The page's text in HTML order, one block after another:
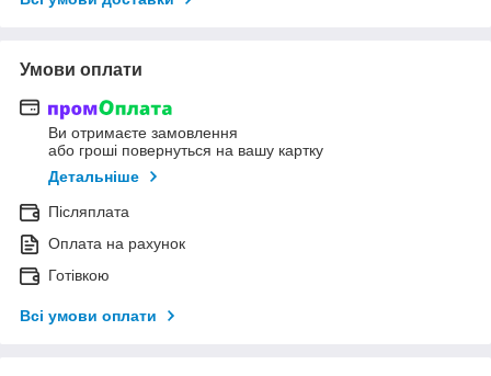
Умови оплати
Ви отримаєте замовлення
або гроші повернуться на вашу картку
Детальніше
Післяплата
Оплата на рахунок
Готівкою
Всі умови оплати